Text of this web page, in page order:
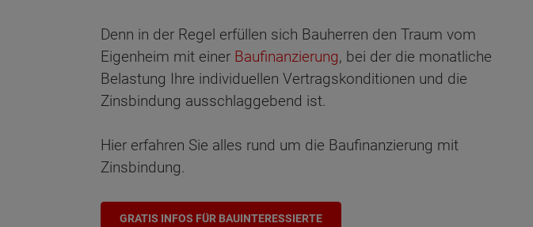
Denn in der Regel erfüllen sich Bauherren den Traum vom
Eigenheim mit einer Baufinanzierung, bei der die monatliche
Belastung Ihre individuellen Vertragskonditionen und die
Zinsbindung ausschlaggebend ist.
Hier erfahren Sie alles rund um die Baufinanzierung mit
Zinsbindung.
GRATIS INFOS FÜR BAUINTERESSIERTE